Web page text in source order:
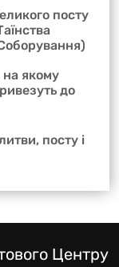
посту
на якому
до
посту і
Центру